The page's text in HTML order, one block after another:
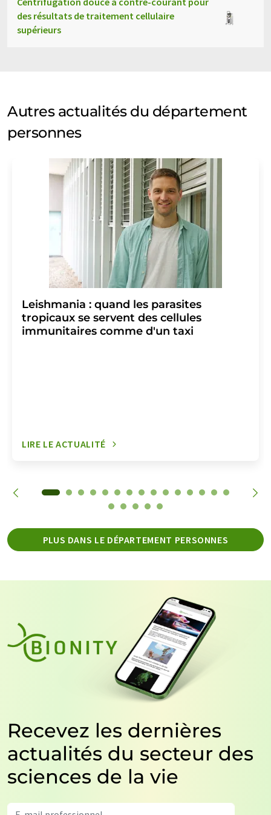
des résultats de traitement cellulaire
supérieurs
Autres actualités du département
personnes
Leishmania : quand les parasites
tropicaux se servent des cellules
immunitaires comme d'un taxi
LIRE LE ACTUALITÉ
PLUS DANS LE DÉPARTEMENT PERSONNES
Recevez les dernières
actualités du secteur des
sciences de la vie